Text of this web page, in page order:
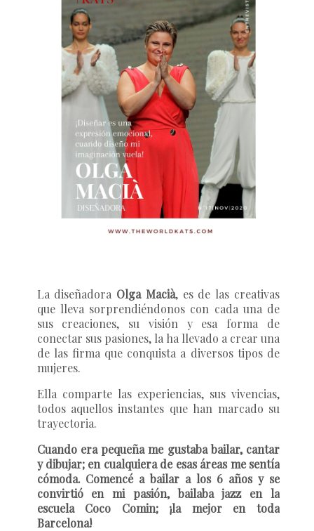
La diseñadora Olga Macià, es de las creativas
que lleva sorprendiéndonos con cada una de
sus creaciones, su visión y esa forma de
conectar sus pasiones, la ha llevado a crear una
de las firma que conquista a diversos tipos de
mujeres.
Ella comparte las experiencias, sus vivencias,
todos aquellos instantes que han marcado su
trayectoria.
Cuando era pequeña me gustaba bailar, cantar
y dibujar; en cualquiera de esas áreas me sentía
cómoda. Comencé a bailar a los 6 años y se
convirtió en mi pasión, bailaba jazz en la
escuela Coco Comin; ¡la mejor en toda
Barcelona!